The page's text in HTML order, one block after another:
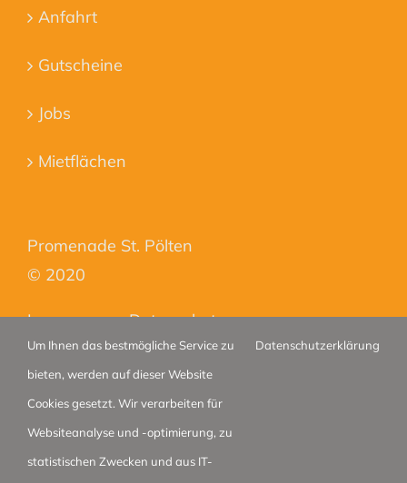
Anfahrt
Gutscheine
Jobs
Mietflächen
Promenade St. Pölten
© 2020
Impressum–Datenschutz
Um Ihnen das bestmögliche Service zu
bieten, werden auf dieser Website
Cookies gesetzt. Wir verarbeiten für
Websiteanalyse und -optimierung, zu
statistischen Zwecken und aus IT-
Datenschutzerklärung